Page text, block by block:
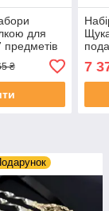
для
₴ 7